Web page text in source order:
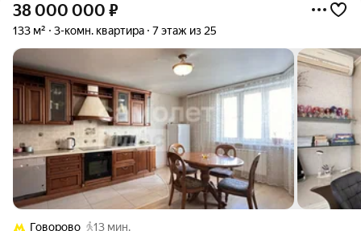
38 000 000 ₽
133 м² 3-комн. квартира 7 этаж из 25
Говорово
13 мин.